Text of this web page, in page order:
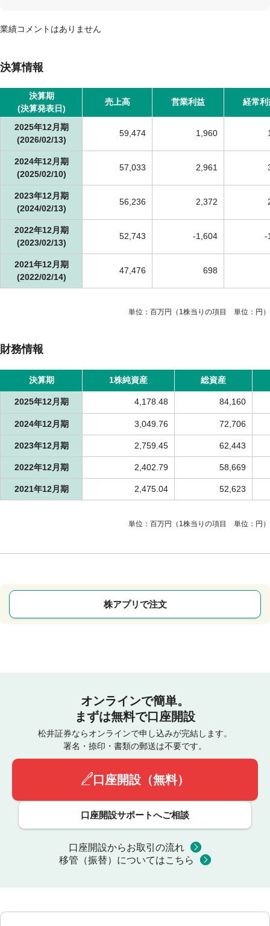
業績コメントはありません
決算情報
決算期
(決算発表日)
売上高 営業利益 経常利
2025年12月期
(2026/02/13)
59,474 1,960
2024年12月期
(2025/02/10)
57,033 2,961
2023年12月期
(2024/02/13)
56,236 2,372
2022年12月期
(2023/02/13)
52,743 -1,604 -
2021年12月期
(2022/02/14)
47,476 698
単位：百万円（1株当りの項目 単位：円）
財務情報
決算期 1株純資産 総資産
2025年12月期 4,178.48 84,160
2024年12月期 3,049.76 72,706
2023年12月期 2,759.45 62,443
2022年12月期 2,402.79 58,669
2021年12月期 2,475.04 52,623
単位：百万円（1株当りの項目 単位：円）
株アプリで注文
オンラインで簡単。
まずは無料で口座開設
松井証券ならオンラインで申し込みが完結します。
署名・捺印・書類の郵送は不要です。
口座開設（無料）
口座開設サポートへご相談
口座開設からお取引の流れ
移管（振替）についてはこちら